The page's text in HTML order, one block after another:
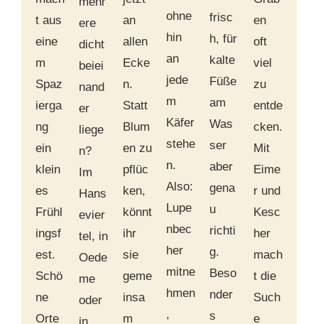
t aus
eine
m
Spaz
ierga
ng
ein
klein
es
Frühl
ingsf
est.
Schö
ne
Orte
ere
dicht
beiei
nand
er
liege
n?
Im
Hans
evier
tel, in
Oede
me
oder
an
allen
Ecke
n.
Statt
Blum
en zu
pflüc
ken,
könnt
ihr
sie
geme
insa
m
ohne
hin
an
jede
m
Käfer
stehe
n.
Also:
Lupe
nbec
her
mitne
hmen
,
frisc
h, für
kalte
Füße
am
Was
ser
aber
gena
u
richti
g.
Beso
nder
s
en
oft
viel
zu
entde
cken.
Mit
Eime
r und
Kesc
her
mach
t die
Such
e